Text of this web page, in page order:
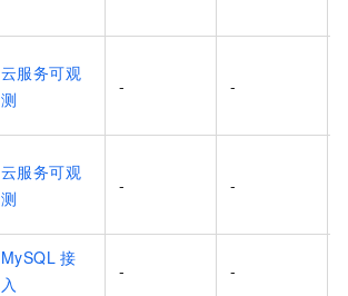
云服务可观
测
- -
云服务可观
测
- -
MySQL 接
入
- -